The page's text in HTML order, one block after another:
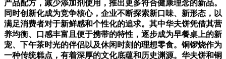
产品配方，减少添加剂使用，推出更多符合健康理念的新品。
同时创新化成为竞争核心，企业不断探索新口味、新形态，以
满足消费者对于新鲜感和个性化的追求。其中华夫饼凭借其营
养均衡、口感丰富且便于携带的特性，逐步成为早餐桌上的新
宠、下午茶时光的伴侣以及休闲时刻的理想零食。铜锣烧作为
一种传统糕点，有着深厚的文化底蕴和历史渊源。华夫饼和铜